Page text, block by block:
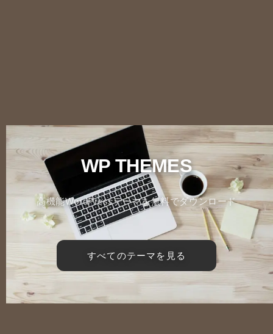
WP THEMES
高機能WordPressテーマを無料でダウンロード
すべてのテーマを見る